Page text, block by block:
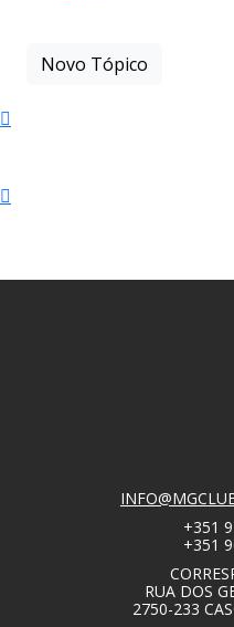
Novo Tópico
+351
+351
RUA DOS
2750-233